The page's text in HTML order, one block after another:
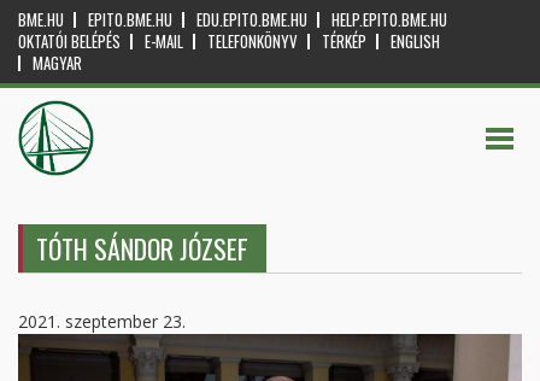
BME.HU EPITO.BME.HU EDU.EPITO.BME.HU
HELP.EPITO.BME.HU
OKTATÓI BELÉPÉS
E-MAIL TELEFONKÖNYV TÉRKÉP
ENGLISH
MAGYAR
TÓTH SÁNDOR JÓZSEF
2021. szeptember 23.